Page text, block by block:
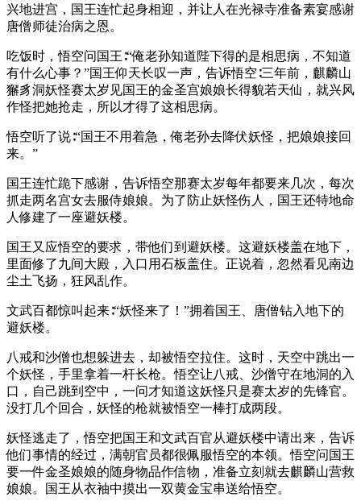
兴地进宫，国王连忙起身相迎，并让人在光禄寺准备素宴感谢
唐僧师徒治病之恩。
吃饭时，悟空问国王∶“俺老孙知道陛下得的是相思病，不知道
有什么心事？”国王仰天长叹一声，告诉悟空∶三年前，麒麟山
獬豸洞妖怪赛太岁见国王的金圣宫娘娘长得貌若天仙，就兴风
作怪把她抢走，所以才得了这相思病。
悟空听了说∶“国王不用着急，俺老孙去降伏妖怪，把娘娘接回
来。”
国王连忙跪下感谢，告诉悟空那赛太岁每年都要来几次，每次
抓走两名宫女去服侍娘娘。为了防止妖怪伤人，国王还特地命
人修建了一座避妖楼。
国王又应悟空的要求，带他们到避妖楼。这避妖楼盖在地下，
里面修了九间大殿，入口用石板盖住。正说着，忽然看见南边
尘土飞扬，狂风乱作。
文武百都惊叫起来∶“妖怪来了！”拥着国王、唐僧钻入地下的
避妖楼。
八戒和沙僧也想躲进去，却被悟空拉住。这时，天空中跳出一
个妖怪，手里拿着一杆长枪。悟空让八戒、沙僧守在地洞的入
口，自己跳到空中，一问才知道这妖怪只是赛太岁的先锋官。
没打几个回合，妖怪的枪就被悟空一棒打成两段。
妖怪逃走了，悟空把国王和文武百官从避妖楼中请出来，告诉
他们事情的经过，满朝官员都很佩服悟空的本领。悟空问国王
要一件金圣娘娘的随身物品作信物，准备立刻就去麒麟山营救
娘娘。国王从衣袖中摸出一双黄金宝串送给悟空。